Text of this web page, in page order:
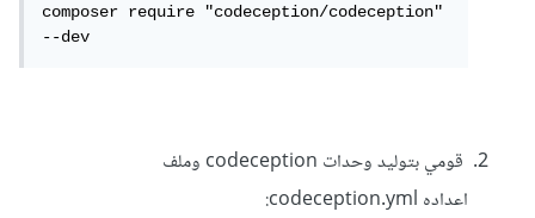
codecept run unit
composer require "codeception/codeception"
--dev
قومي بتوليد وحدات codeception وملف
اعداده codeception.yml: